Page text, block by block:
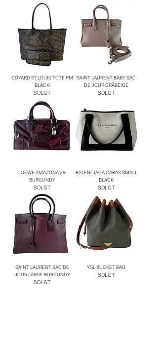
GOYARD ST.LOUIS TOTE PM
BLACK
SOLGT
SAINT LAURENT BABY SAC
DE JOUR GRÅBEIGE
SOLGT
LOEWE AMAZONA 28
BURGUNDY
SOLGT
BALENCIAGA CABAS SMALL
BLACK
SOLGT
SAINT LAURENT SAC DE
JOUR LARGE BURGUNDY
SOLGT
YSL BUCKET BAG
SOLGT